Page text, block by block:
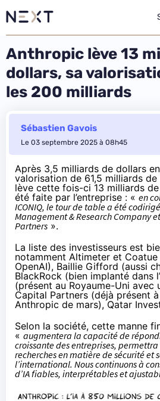
Anthropic lève 13
dollars, sa
les 200 milliards
Sébastien Gavois
Le 03 septembre 2025 à 08h45
Après 3,5 milliards de dollars
valorisation de 61,5 milliards
lève cette fois-ci 13 milliards de
été faite par l’entreprise : « en
ICONIQ, le tour de table a été
Management & Research Company
Partners ».
La liste des investisseurs est
notamment Altimeter et Coatue
OpenAI), Baillie Gifford (aussi
BlackRock (bien implanté dans
(présent au Royaume-Uni avec
Capital Partners (déjà présent
Anthropic de mars), Qatar
Selon la société, cette manne
« augmentera la capacité de
croissante des entreprises,
recherches en matière de sécurité et
l’international. Nous continuons à
d’IA fiables, interprétables et